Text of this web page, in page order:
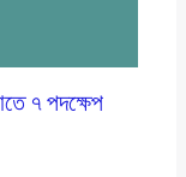
৭ পদক্ষেপ